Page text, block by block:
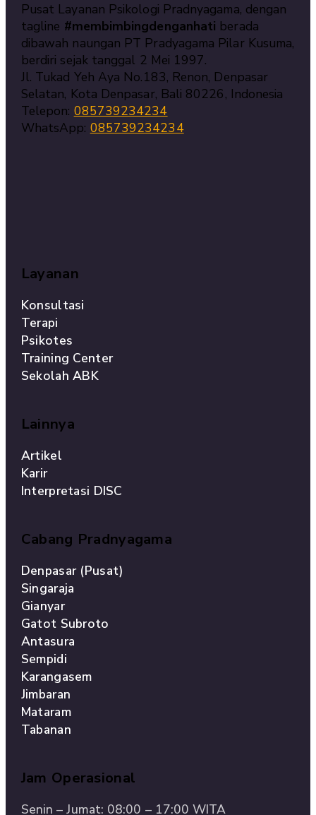
Pusat Layanan Psikologi Pradnyagama, dengan
tagline #membimbingdenganhati berada
dibawah naungan PT Pradyagama Pilar Kusuma,
berdiri sejak tanggal 2 Mei 1997.
Jl. Tukad Yeh Aya No.183, Renon, Denpasar
Selatan, Kota Denpasar, Bali 80226, Indonesia
Telepon: 085739234234
WhatsApp: 085739234234
Layanan
Konsultasi
Terapi
Psikotes
Training Center
Sekolah ABK
Lainnya
Artikel
Karir
Interpretasi DISC
Cabang Pradnyagama
Denpasar (Pusat)
Singaraja
Gianyar
Gatot Subroto
Antasura
Sempidi
Karangasem
Jimbaran
Mataram
Tabanan
Jam Operasional
Senin – Jumat: 08:00 – 17:00 WITA